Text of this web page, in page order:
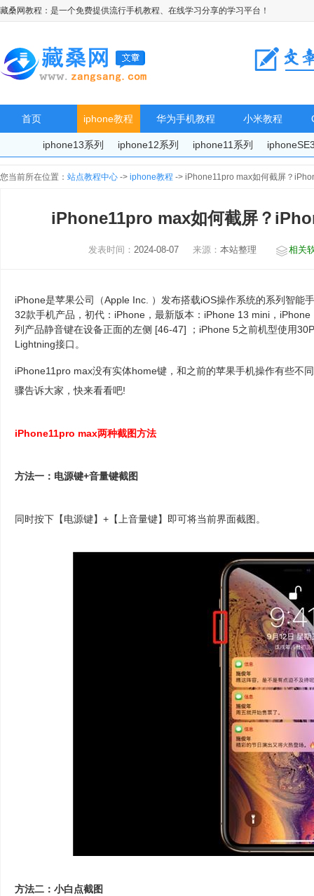
藏桑网教程：是一个免费提供流行手机教程、在线学习分享的学习平台！
首页 iphone教程 华为手机教程 小米教程
iphone13系列 iphone12系列 iphone11系列
您当前所在位置： 站点教程中心 -> iphone教程 -> iPhone11pro max如何截屏？
iPhone11pro max如何截屏？
发表时间：2024-08-07 来源：本站整理 相关
iPhone是苹果公司（Apple Inc. ）发布搭载iOS操作系统的系列智能
32款手机产品，初代：iPhone，最新版本：iPhone 13 mini，
列产品静音键在设备正面的左侧 [46-47] ；iPhone 5之前机型使用
Lightning接口。
iPhone11pro max没有实体home键，和之前的苹果手机操作有些不
骤告诉大家，快来看看吧!
iPhone11pro max两种截图方法
方法一：电源键+音量键截图
同时按下【电源键】+【上音量键】即可将当前界面截图。
方法二：小白点截图